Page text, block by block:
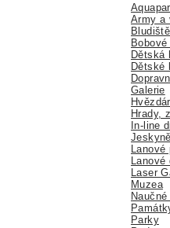
Army a
Bludiště
Bobové
Dětská
Dětské
Galerie
Hrady,
In-line
Jeskyně
Laser
Muzea
Parky